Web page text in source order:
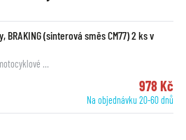
BRAKING (sinterová směs CM77) 2 ks v
…
978 Kč
Na objednávku 20-60 dnů